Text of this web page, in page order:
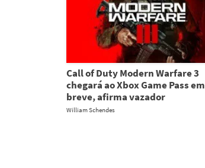
Call of Duty Modern Warfare 3
chegará ao Xbox Game Pass em
breve, afirma vazador
William Schendes